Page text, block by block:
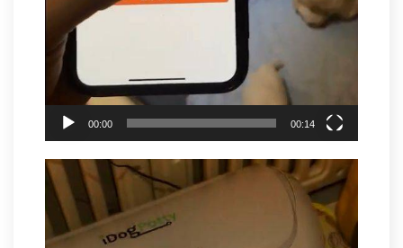
00:00 00:14
频